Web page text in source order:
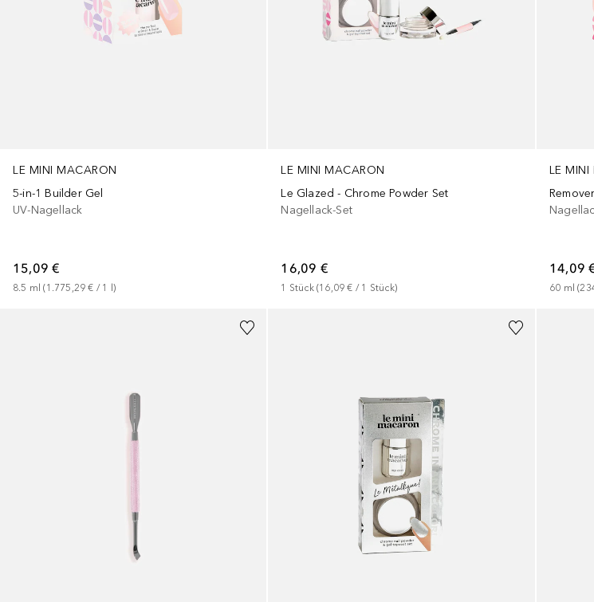
LE MINI MACARON
5-in-1 Builder Gel
UV-Nagellack
15,09 €
8.5 ml (1.775,29 € / 1 )
LE MINI MACARON
Le Glazed - Chrome Powder Set
Nagellack-Set
16,09 €
1 Stück (16,09 € / 1 Stück)
LE MINI
14,09
60 ml (